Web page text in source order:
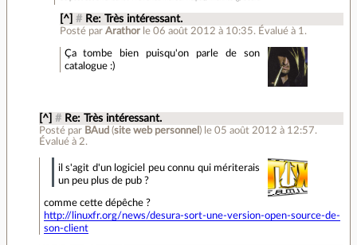
[^] # Re: Très intéressant.
Posté par Arathor le 06 août 2012 à 10:35. Évalué à 1 .
Ça tombe bien puisqu'on parle de son
catalogue :)
[^] # Re: Très intéressant.
Posté par BAud (site web personnel ) le 05 août 2012 à 12:57.
Évalué à 2.
il s'agit d'un logiciel peu connu qui mériterais
un peu plus de pub ?
comme cette dépêche ?
http://linuxfr.org/news/desura-sort-une-version-open-source-de-
son-client